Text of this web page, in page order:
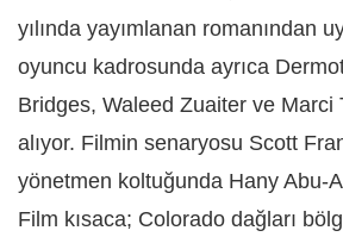
yılında yayımlanan romanından
oyuncu kadrosunda ayrıca
Bridges, Waleed Zuaiter ve Marci
alıyor. Filmin senaryosu Scott
yönetmen koltuğunda Hany Abu-
Film kısaca; Colorado dağları